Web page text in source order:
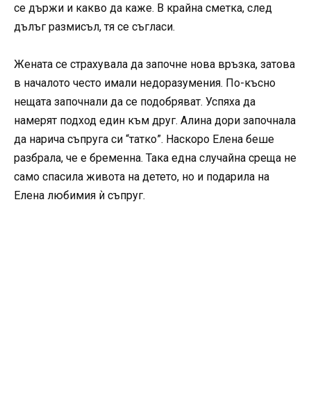
се държи и какво да каже. В крайна сметка, след
дълъг размисъл, тя се съгласи.
Жената се страхувала да започне нова връзка, затова
в началото често имали недоразумения. По-късно
нещата започнали да се подобряват. Успяха да
намерят подход един към друг. Алина дори започнала
да нарича съпруга си “татко”. Наскоро Елена беше
разбрала, че е бременна. Така една случайна среща не
само спасила живота на детето, но и подарила на
Елена любимия ѝ съпруг.